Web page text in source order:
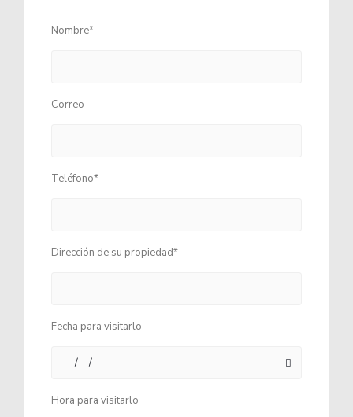
Nombre*
Correo
Teléfono*
Dirección de su propiedad*
Fecha para visitarlo
Hora para visitarlo